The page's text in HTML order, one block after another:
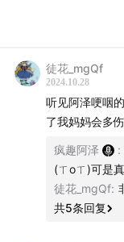
她的复仇剧本，
我一个人的复仇”。
最近，余华英案
判，死刑！
回顾整个故事，
徒花_mgQf
2024.10.28
听见阿泽哽咽
了我妈妈会多
疯趣阿泽 :
(ㄒoㄒ)可是
徒花_mgQf:
共5条回复